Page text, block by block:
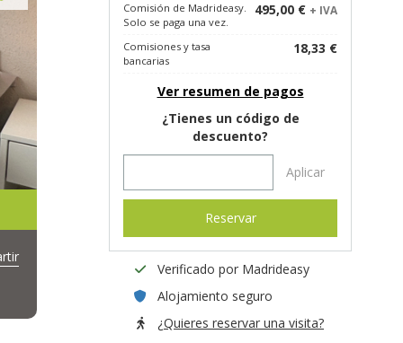
Comisión de Madrideasy.
Solo se paga una vez.
495,00 € + IVA
Comisiones y tasa
bancarias
18,33 €
Ver resumen de pagos
¿Tienes un código de
descuento?
Aplicar
Reservar
Verificado por Madrideasy
Alojamiento seguro
¿Quieres reservar una visita?